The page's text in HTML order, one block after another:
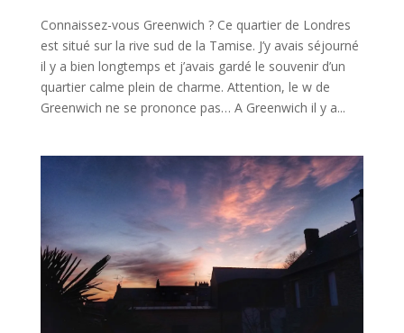
Connaissez-vous Greenwich ? Ce quartier de Londres
est situé sur la rive sud de la Tamise. J’y avais séjourné
il y a bien longtemps et j’avais gardé le souvenir d’un
quartier calme plein de charme. Attention, le w de
Greenwich ne se prononce pas… A Greenwich il y a...